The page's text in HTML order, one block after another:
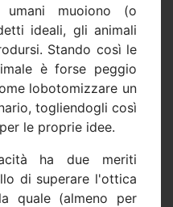
muoiono (o
ideali, gli animali
Stando così le
è forse peggio
lobotomizzare un
togliendogli così
le proprie idee.
ha due meriti
di superare l'ottica
quale (almeno per